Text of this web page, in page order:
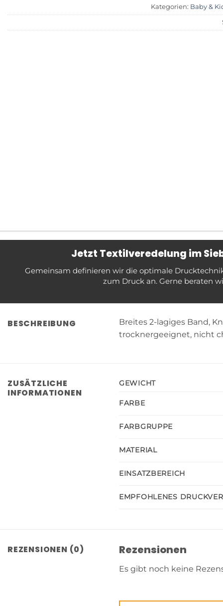
Kategorien: Baby &
Jetzt Textilveredelung im
Gemeinsam definieren wir die optimale
zum Druck an. Gerne beraten
BESCHREIBUNG
Breites 2-lagiges Band,
trocknergeeignet, nicht
ZUSÄTZLICHE
INFORMATIONEN
GEWICHT
FARBE
FARBGRUPPE
MATERIAL
EINSATZBEREICH
EMPFOHLENES
REZENSIONEN (0) Rezensionen
Es gibt noch keine